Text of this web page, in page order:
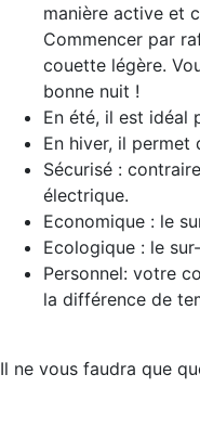
manière active et
Commencer par
couette légère.
bonne nuit !
En été, il est idéal
En hiver, il
Sécurisé :
électrique.
Economique : le
Ecologique : le
Personnel: votre
la différence de
Il ne vous faudra que